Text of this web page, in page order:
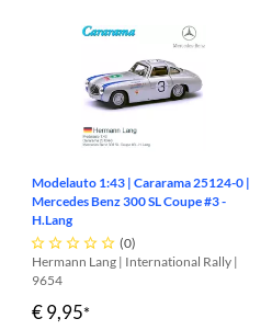
Modelauto 1:43 | Cararama 25124-0 |
Mercedes Benz 300 SL Coupe #3 -
H.Lang
     (0)
Hermann Lang | International Rally |
9654
€ 9,95*